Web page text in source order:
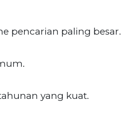
pencarian paling besar.
yang kuat.